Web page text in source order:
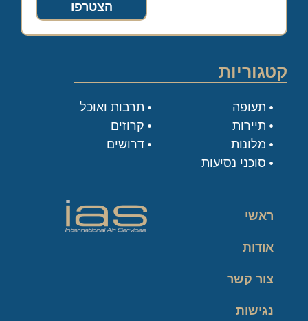
הצטרפו
קטגוריות
תעופה
תיירות
מלונות
סוכני נסיעות
תרבות ואוכל
קרוזים
דרושים
ראשי
אודות
צור קשר
נגישות